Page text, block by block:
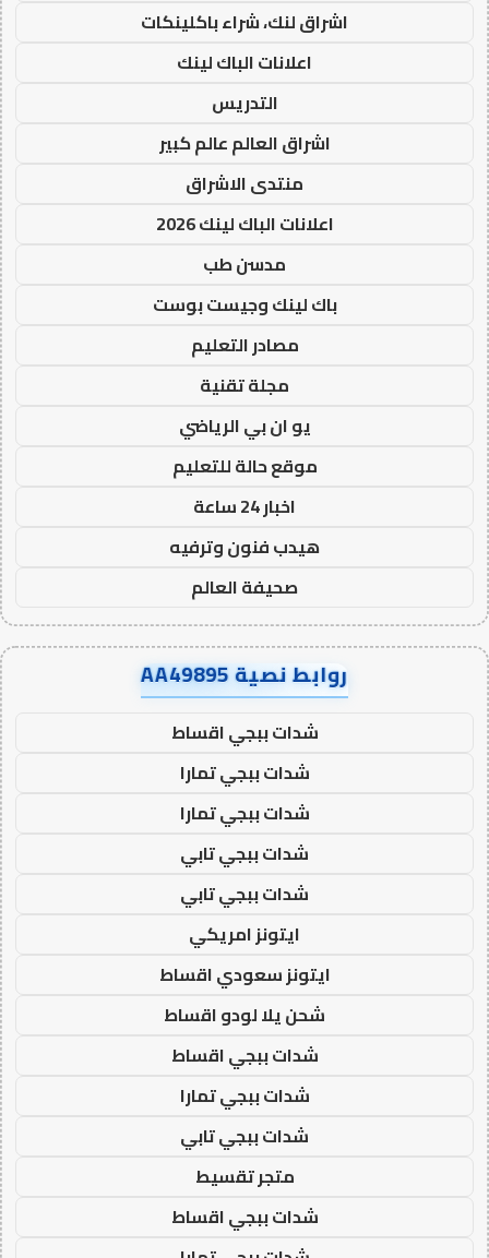
اشراق لنك، شراء باكلينكات
اعلانات الباك لينك
التدريس
اشراق العالم عالم كبير
منتدى الاشراق
اعلانات الباك لينك 2026
مدسن طب
باك لينك وجيست بوست
مصادر التعليم
مجلة تقنية
يو ان بي الرياضي
موقع حالة للتعليم
اخبار 24 ساعة
هيدب فنون وترفيه
صحيفة العالم
روابط نصية AA49895
شدات ببجي اقساط
شدات ببجي تمارا
شدات ببجي تمارا
شدات ببجي تابي
شدات ببجي تابي
ايتونز امريكي
ايتونز سعودي اقساط
شحن يلا لودو اقساط
شدات ببجي اقساط
شدات ببجي تمارا
شدات ببجي تابي
متجر تقسيط
شدات ببجي اقساط